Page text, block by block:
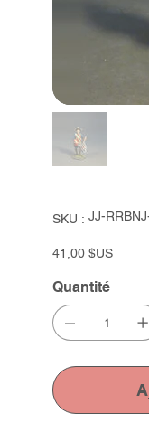
SKU :
SKU
JJ-
JJ-
Prix
41,00 $US
Quantité